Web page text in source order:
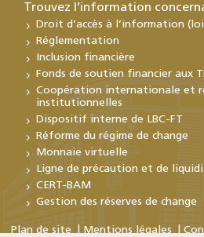
Trouvez l’information
Droit d’accès à l’information
Réglementation
Inclusion financière
Fonds de soutien financier aux
Coopération internationale et
institutionnelles
Dispositif interne de LBC-FT
Réforme du régime de change
Monnaie virtuelle
Ligne de précaution et de
CERT-BAM
Gestion des réserves de change
Plan de site Mentions légales